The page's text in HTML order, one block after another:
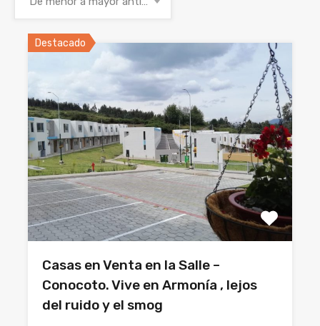
Destacado
Casas en Venta en la Salle –
Conocoto. Vive en Armonía , lejos
del ruido y el smog